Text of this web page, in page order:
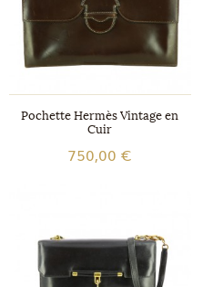
Pochette Hermès Vintage en
Cuir
750,00 €